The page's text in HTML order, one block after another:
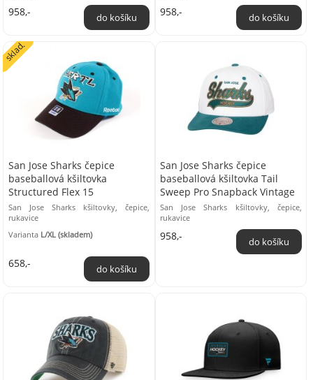
958,- 958,-
San Jose Sharks čepice
baseballová kšiltovka
Structured Flex 15
San Jose Sharks kšiltovky, čepice,
rukavice
sklad.
Varianta L/XL (skladem)
658,-
San Jose Sharks čepice
baseballová kšiltovka Tail
Sweep Pro Snapback Vintage
San Jose Sharks kšiltovky, čepice,
rukavice
958,-